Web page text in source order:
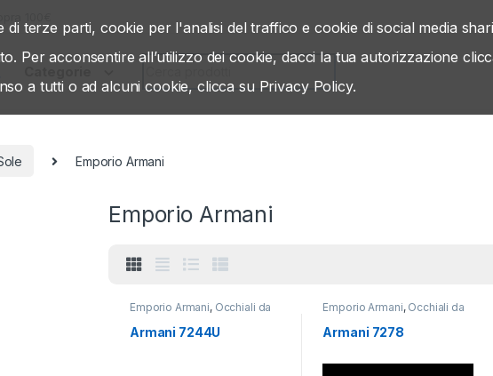
Search for:
Emporio Armani
Emporio Armani
Emporio Armani, Occhiali da
vista
Armani 7244U
Emporio Armani, Occhiali da
vista
Armani 7278
di terze parti, cookie per l'analisi del traffico e cookie di social media
Per acconsentire all’utilizzo dei cookie, dacci la tua autorizzazione
a tutti o ad alcuni cookie, clicca su Privacy Policy.